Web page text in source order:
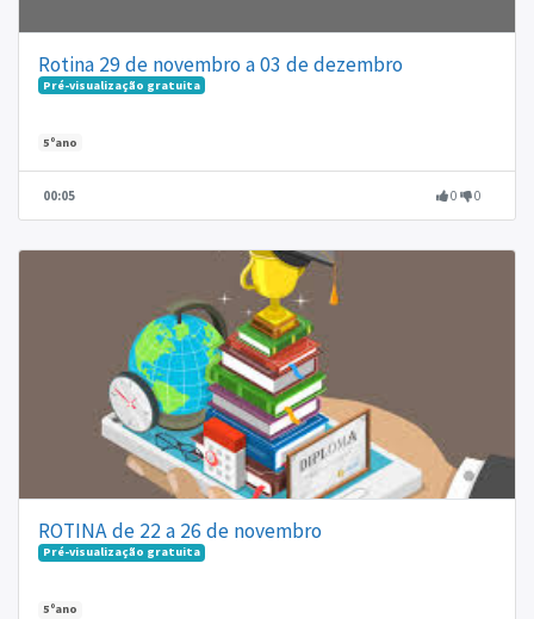
Rotina 29 de novembro a 03 de dezembro
Pré-visualização gratuita
5ºano
00:05 0 0
ROTINA de 22 a 26 de novembro
Pré-visualização gratuita
5ºano